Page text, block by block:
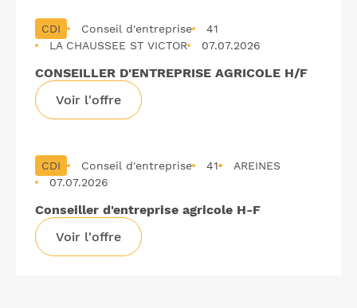
CDI Conseil d'entreprise
41
LA CHAUSSEE ST VICTOR
07.07.2026
CONSEILLER D'ENTREPRISE AGRICOLE H/F
Voir l'offre
CDI Conseil d'entreprise 41
AREINES
07.07.2026
Conseiller d'entreprise agricole H-F
Voir l'offre